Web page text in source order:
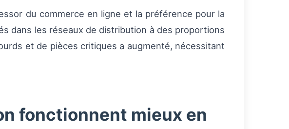
du commerce en ligne et la préférence pour la
dans les réseaux de distribution à des proportions
et de pièces critiques a augmenté, nécessitant
fonctionnent mieux en